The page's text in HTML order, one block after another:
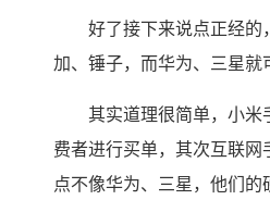
好了接下来说点正经的
加、锤子，而华为、三星就
其实道理很简单，小米
费者进行买单，其次互联
点不像华为、三星，他们